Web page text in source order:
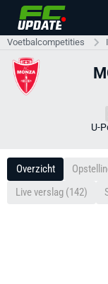
Voetbalcompetities
U-
Overzicht
Live verslag (142)